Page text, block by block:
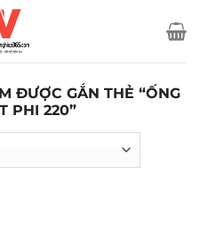
ĐƯỢC GẮN THẺ “ỐNG
PHI 220”